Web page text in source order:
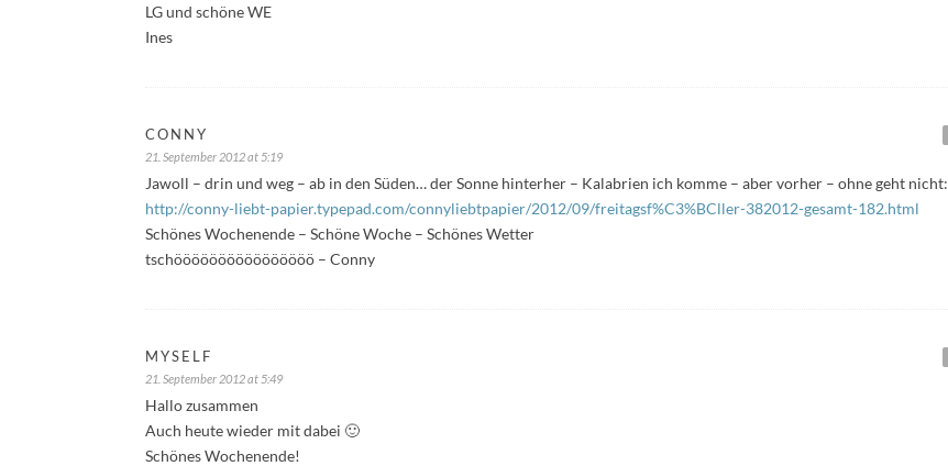
LG und schöne WE
Ines
CONNY
21. September 2012 at 5:19
Jawoll – drin und weg – ab in den Süden… der Sonne hinterher – Kalabrien ich komme – aber vorher – ohne geht nicht:
http://conny-liebt-papier.typepad.com/connyliebtpapier/2012/09/freitagsf%C3%BCller-382012-gesamt-182.html
Schönes Wochenende – Schöne Woche – Schönes Wetter
tschöööööööööööööööö – Conny
MYSELF
21. September 2012 at 5:49
Hallo zusammen
Auch heute wieder mit dabei 🙂
Schönes Wochenende!